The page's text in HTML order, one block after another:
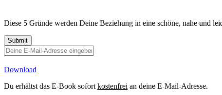
Diese 5 Gründe werden Deine Beziehung in eine schöne, nahe und
Download
Du erhältst das E-Book sofort kostenfrei an deine E-Mail-Adresse.